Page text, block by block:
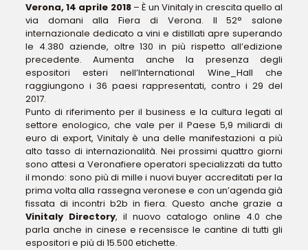
Verona, 14 aprile 2018– È un Vinitaly in crescita quello al
via domani alla Fiera di Verona. Il 52° salone
internazionale dedicato a vini e distillati apre superando
le 4.380 aziende, oltre 130 in più rispetto all’edizione
precedente. Aumenta anche la presenza degli
espositori esteri nell’International Wine_Hall che
raggiungono i 36 paesi rappresentati, contro i 29 del
2017.
Punto di riferimento per il business e la cultura legati al
settore enologico, che vale per il Paese 5,9 miliardi di
euro di export, Vinitaly è una delle manifestazioni a più
alto tasso di internazionalità. Nei prossimi quattro giorni
sono attesi a Veronafiere operatori specializzati da tutto
il mondo: sono più di mille i nuovi buyer accreditati per la
prima volta alla rassegna veronese e con un’agenda già
fissata di incontri b2b in fiera. Questo anche grazie a
Vinitaly Directory, il nuovo catalogo online 4.0 che
parla anche in cinese e recensisce le cantine di tutti gli
espositori e più di 15.500 etichette.